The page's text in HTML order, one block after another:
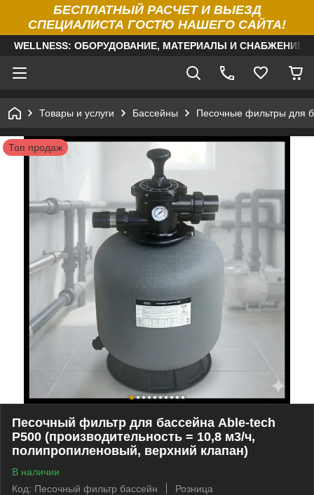
БЕСПЛАТНЫЙ РАСЧЕТ И ВЫЕЗД
СПЕЦИАЛИСТА ГОСТЮ НАШЕГО САЙТА!
WELLNESS: ОБОРУДОВАНИЕ, МАТЕРИАЛЫ И
Товары и услуги Бассейны Песочные фильтры для
Топ продаж
Песочный фильтр для бассейна Able-tech
P500 (производительность = 10,8 м3/ч,
полипропиленовый, верхний клапан)
В наличии
Код: Песочный фильтр бассейн
Розница